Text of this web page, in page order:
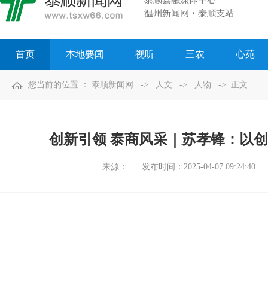
首页 本地要闻 视听 三农 心苑
您当前的位置 ： 泰顺新闻网 -> 人文 -> 人物 -> 正文
创新引领 泰商风采｜苏孝锋：以
来源： 发布时间： 2025-04-07 09:24:40